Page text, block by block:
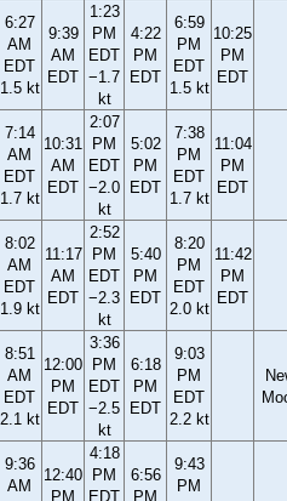
6:27
AM
EDT
1.5 kt
9:39
AM
EDT
1:23
PM
EDT
−1.7
kt
4:22
PM
EDT
6:59
PM
EDT
1.5 kt
10:25
PM
EDT
7:14
AM
EDT
1.7 kt
10:31
AM
EDT
2:07
PM
EDT
−2.0
kt
5:02
PM
EDT
7:38
PM
EDT
1.7 kt
11:04
PM
EDT
8:02
AM
EDT
1.9 kt
11:17
AM
EDT
2:52
PM
EDT
−2.3
kt
5:40
PM
EDT
8:20
PM
EDT
2.0 kt
11:42
PM
EDT
8:51
AM
EDT
2.1 kt
12:00
PM
EDT
3:36
PM
EDT
−2.5
kt
6:18
PM
EDT
9:03
PM
EDT
2.2 kt
9:36
AM
12:40
PM
4:18
PM
EDT
6:56
PM
9:43
PM